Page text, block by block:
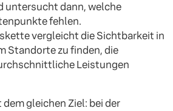
untersucht dann, welche
fehlen.
vergleicht die Sichtbarkeit in
Standorte zu finden, die
Leistungen
gleichen Ziel: bei der